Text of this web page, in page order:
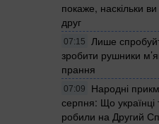
покаже, наскільки
друг
07:15
Лише
зробити рушники
прання
07:09
Народні
серпня: Що українці
робили на Другий